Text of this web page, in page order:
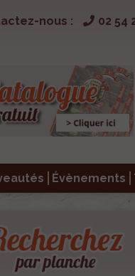
nous : 02 54
Évènements